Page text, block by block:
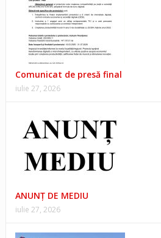
Comunicat de presă final
iulie 27, 2026
ANUNŢ DE MEDIU
iulie 27, 2026